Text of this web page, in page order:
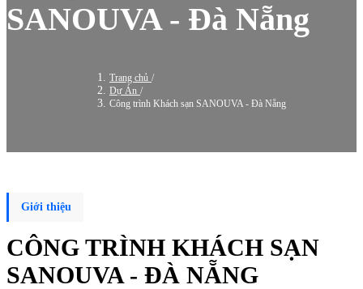
SANOUVA - Đà Nẵng
Trang chủ /
Dự Án /
Công trình Khách sạn SANOUVA - Đà Nẵng
Giới thiệu
CÔNG TRÌNH KHÁCH SẠN
SANOUVA - ĐÀ NẴNG